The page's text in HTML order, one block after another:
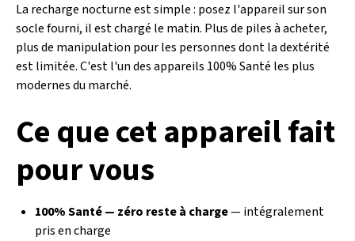
La recharge nocturne est simple : posez l'appareil sur son
socle fourni, il est chargé le matin. Plus de piles à acheter,
plus de manipulation pour les personnes dont la dextérité
est limitée. C'est l'un des appareils 100% Santé les plus
modernes du marché.
Ce que cet appareil fait
pour vous
100% Santé — zéro reste à charge— intégralement
pris en charge